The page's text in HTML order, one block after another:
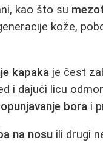
kao što su
kože,
kapaka je čest
i dajući licu
bora i
na nosu ili drugi